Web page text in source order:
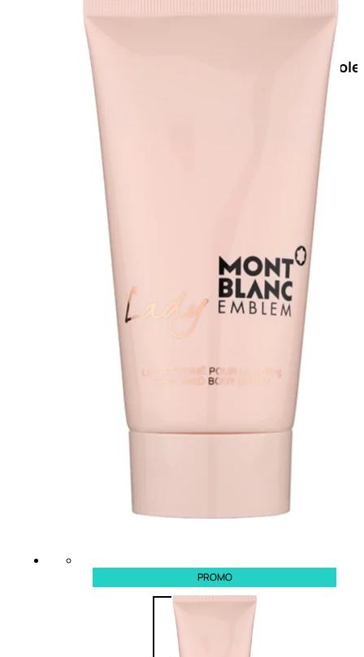
Docce
doposole
Fragranze Nature
Mani
Profumi
nature
PROMO